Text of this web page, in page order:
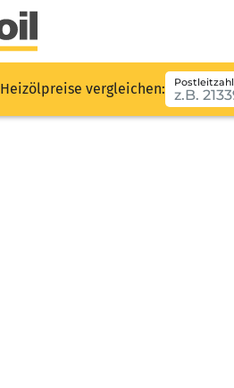
Heizölpreise vergleichen: Postleitzahl